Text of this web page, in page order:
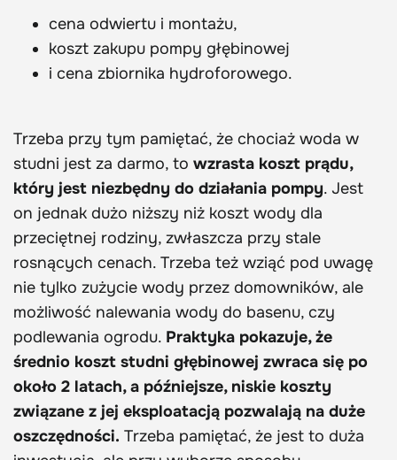
cena odwiertu i montażu,
koszt zakupu pompy głębinowej
i cena zbiornika hydroforowego.
Trzeba przy tym pamiętać, że chociaż woda w
studni jest za darmo, to wzrasta koszt prądu,
który jest niezbędny do działania pompy. Jest
on jednak dużo niższy niż koszt wody dla
przeciętnej rodziny, zwłaszcza przy stale
rosnących cenach. Trzeba też wziąć pod uwagę
nie tylko zużycie wody przez domowników, ale
możliwość nalewania wody do basenu, czy
podlewania ogrodu. Praktyka pokazuje, że
średnio koszt studni głębinowej zwraca się po
około 2 latach, a późniejsze, niskie koszty
związane z jej eksploatacją pozwalają na duże
oszczędności. Trzeba pamiętać, że jest to duża